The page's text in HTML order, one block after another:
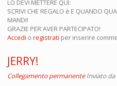
LO DEVI METTERE QUI:
SCRIVI CHE REGALO è E QUANDO
MANDI!
GRAZIE PER AVER PARTECIPATO!
Accedi o registrati per inserire
JERRY!
Collegamento permanente Inviato da